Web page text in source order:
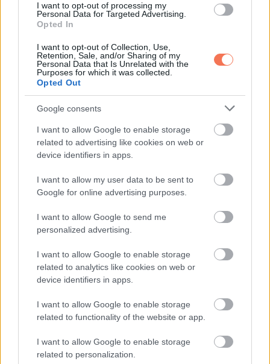
I want to opt-out of processing my
Personal Data for Targeted Advertising.
Opted In
I want to opt-out of Collection, Use,
Retention, Sale, and/or Sharing of my
Personal Data that Is Unrelated with the
Purposes for which it was collected.
Opted Out
Google consents
I want to allow Google to enable storage
related to advertising like cookies on web or
device identifiers in apps.
I want to allow my user data to be sent to
Google for online advertising purposes.
I want to allow Google to send me
personalized advertising.
I want to allow Google to enable storage
related to analytics like cookies on web or
device identifiers in apps.
I want to allow Google to enable storage
related to functionality of the website or app.
I want to allow Google to enable storage
related to personalization.
Éreztem, hogy a szívem a torkomban dobog. Erről én sem
tudtam semmit.
Marcus hamarabb tudott az örökségről, mint én.
Amikor a terve darabokra
hullott
Grace lassan felállt a helyéről. A hangja nyugodt volt, mégis
„Tisztelt Bírónő, az én ügyfelemet semmiről sem
tájékoztatta a férje. Közben pedig megalázóan alacsony
tartásdíjat ajánlottak neki, miközben a férj a háta mögött
próbált hozzáférni az örökségéhez.”
Rowan bírónő bólintott.
„A bíróság megállapítja, hogy az örökség különvagyon,
amelyet nem osztunk meg. A férj eljárása pedig
egyértelműen arra irányult, hogy elhallgassa a pénzügyi
tényeket.”